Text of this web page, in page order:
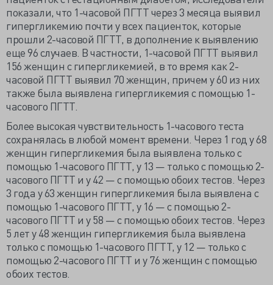
показали, что 1-часовой ПГТТ через 3 месяца выявил
гипергликемию почти у всех пациенток, которые
прошли 2-часовой ПГТТ, в дополнение к выявлению
еще 96 случаев. В частности, 1-часовой ПГТТ выявил
156 женщин с гипергликемией, в то время как 2-
часовой ПГТТ выявил 70 женщин, причем у 60 из них
также была выявлена гипергликемия с помощью 1-
часового ПГТТ.
Более высокая чувствительность 1-часового теста
сохранялась в любой момент времени. Через 1 год у 68
женщин гипергликемия была выявлена только с
помощью 1-часового ПГТТ, у 13 — только с помощью 2-
часового ПГТТ и у 42 — с помощью обоих тестов. Через
3 года у 63 женщин гипергликемия была выявлена с
помощью 1-часового ПГТТ, у 16 — с помощью 2-
часового ПГТТ и у 58 — с помощью обоих тестов. Через
5 лет у 48 женщин гипергликемия была выявлена
только с помощью 1-часового ПГТТ, у 12 — только с
помощью 2-часового ПГТТ и у 76 женщин с помощью
обоих тестов.